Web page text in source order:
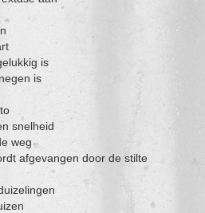
is
is
snelheid
weg
afgevangen door de stilte